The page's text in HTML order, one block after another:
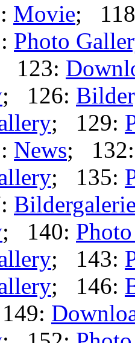
Movie;
Photo
123:
; 126:
; 129:
News;
; 135:
; 140:
; 143:
; 146: